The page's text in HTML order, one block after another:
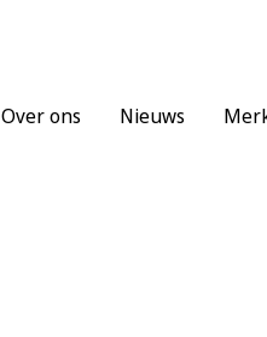
Over ons Nieuws